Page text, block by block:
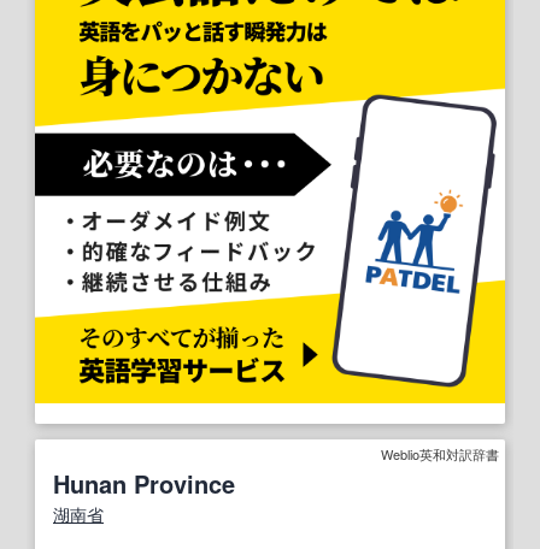
Weblio英和対訳辞書
Hunan Province
湖南省